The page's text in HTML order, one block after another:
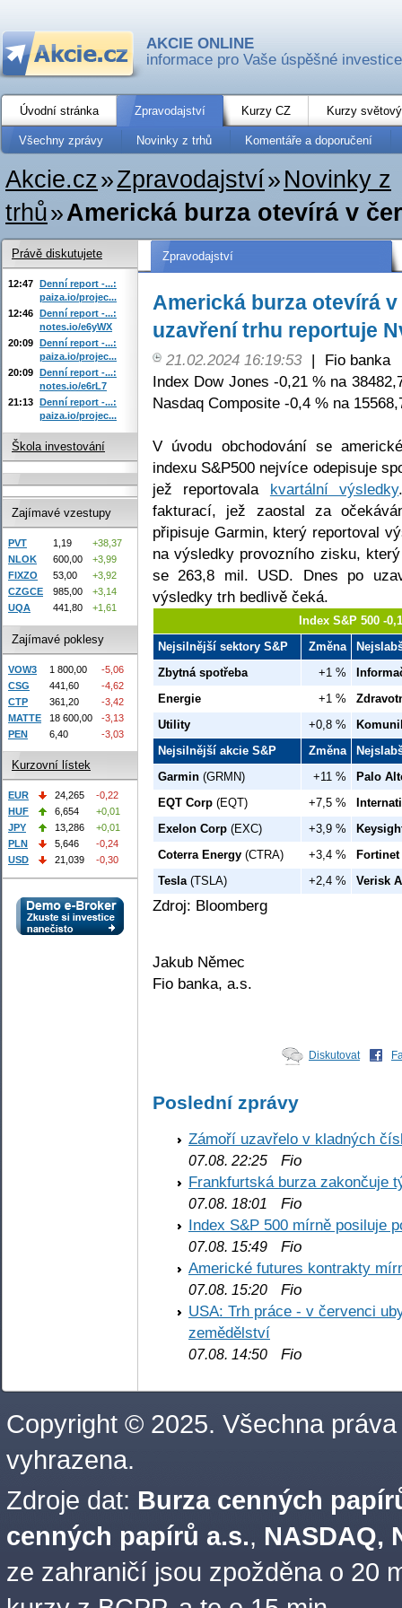
AKCIE ONLINE
informace pro Vaše úspěšné investice
Úvodní stránka Zpravodajství Kurzy CZ Kurzy
Všechny zprávy Novinky z trhů Komentáře a doporučení
Akcie.cz»Zpravodajství» Novinky z
trhů»Americká burza otevírá v
Zpravodajství
Americká burza otevírá
uzavření trhu reportuje
21.02.2024 16:19:53 |
Fio banka
Index Dow Jones -0,21 % na
Nasdaq Composite -0,4 % na
V úvodu obchodování se
indexu S&P500 nejvíce odepisuje
jež reportovala kvartální výsledky
fakturací, jež zaostal za
připisuje Garmin, který reportoval
na výsledky provozního zisku,
se 263,8 mil. USD. Dnes po
výsledky trh bedlivě čeká.
Index S&P 500 -
Nejsilnější sektory S&P
Změna
Zbytná spotřeba
+1 %
Energie
+1 %
Utility
+0,8 %
Nejsilnější akcie S&P
Změna
Garmin (GRMN) +11 %
Palo
EQT Corp (EQT) +7,5 %
Exelon Corp (EXC) +3,9 %
Coterra Energy (CTRA) +3,4 % Fortinet
Tesla(TSLA) +2,4 % Verisk
Zdroj: Bloomberg
Jakub Němec
Fio banka, a.s.
Diskutovat
Poslední zprávy
Zámoří uzavřelo v kladných
07.08. 22:25 Fio
Frankfurtská burza zakončuje
07.08. 18:01
Fio
Index S&P 500 mírně posiluje
07.08. 15:49 Fio
Americké futures kontrakty
07.08. 15:20 Fio
USA: Trh práce - v červenci
zemědělství
07.08. 14:50 Fio
Právě diskutujete
12:47 Denní report -...:
paiza.io/projec...
12:46 Denní report -...:
notes.io/e6yWX
20:09 Denní report -...:
paiza.io/projec...
20:09 Denní report -...:
notes.io/e6rL7
21:13 Denní report -...:
paiza.io/projec...
Škola investování
Zajímavé vzestupy
PVT 1,19
+38,37
NLOK
600,00
+3,99
FIXZO
53,00
+3,92
CZGCE
985,00
+3,14
UQA
441,80 +1,61
Zajímavé poklesy
VOW3 1 800,00
-5,06
CSG
441,60
-4,62
CTP
361,20
-3,42
MATTE
18 600,00
-3,13
PEN
6,40 -3,03
Kurzovní lístek
EUR 24,265
-0,22
HUF
6,654
+0,01
JPY
13,286
+0,01
PLN
5,646
-0,24
USD
21,039 -0,30
Copyright © 2025. Všechna práva
vyhrazena.
Zdroje dat: Burza cenných
cenných papírů a.s., NASDAQ,
ze zahraničí jsou zpožděna o 20